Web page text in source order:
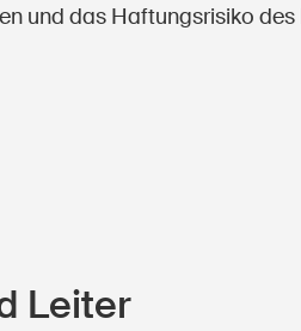
und das Haftungsrisiko des
Leiter